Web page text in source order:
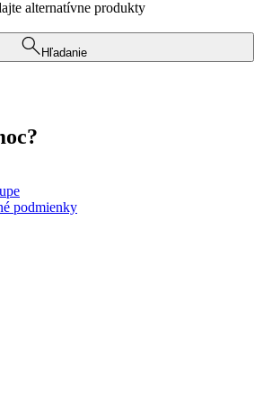
alternatívne produkty
Hľadanie
podmienky